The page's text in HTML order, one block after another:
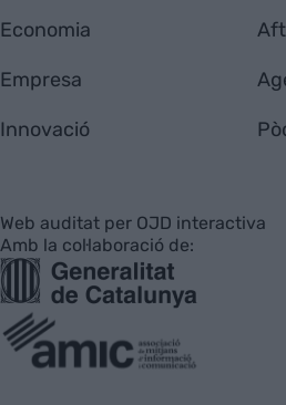
Economia
Empresa
Innovació
Web auditat per OJD interactiva
Amb la col·laboració de: